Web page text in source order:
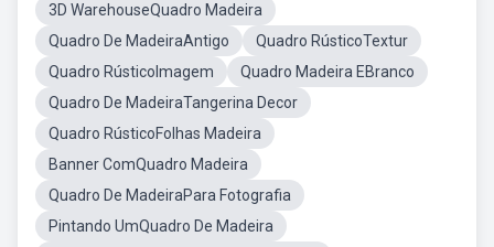
3D WarehouseQuadro Madeira
Quadro De MadeiraAntigo
Quadro RústicoTextur
Quadro RústicoImagem
Quadro Madeira EBranco
Quadro De MadeiraTangerina Decor
Quadro RústicoFolhas Madeira
Banner ComQuadro Madeira
Quadro De MadeiraPara Fotografia
Pintando UmQuadro De Madeira